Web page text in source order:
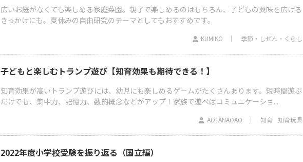
広いお庭がなくても楽しめる家庭菜園。親子で楽しめるのはもちろん、子どもの興味を広げる
きっかけにも。夏休みの自由研究のテーマとしてもおすすめです。
KUMIKO 季節・しぜん・くらし
子どもと楽しむトランプ遊び【知育効果も期待できる！】
知育効果が高いトランプ遊びには、幼児にも楽しめるゲームがたくさんあります。短時間遊ぶ
だけでも、集中力、記憶力、数的概念などがアップ！家族で遊べばコミュニケーショ...
AOTANAOAO 知育 知育玩具
2022年度小学校受験を振り返る（国立編）